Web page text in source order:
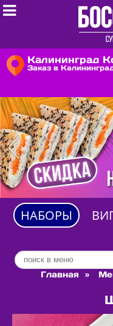
Калининград
Заказ в

НАБОРЫ
Главная »